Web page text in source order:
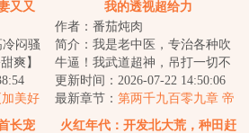
又又
闷骚
爽】
现自
美好
我的透视超给力
作者：番茄炖肉
简介：我是老中医，专治各种吹
牛逼！我武道超神，吊打一切不
服气！秦飞偶得神秘传承，拥有
神眼，从此医术...
更新时间：2026-07-22 14:50:06
最新章节： 第两千九百零九章 帝
境（大结局）
长宠
火红年代：开发北大荒，种田赶